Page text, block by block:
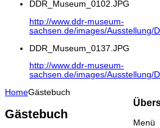
DDR_Museum_0102.JPG
http://www.ddr-museum-
sachsen.de/images/Ausstellung/
DDR_Museum_0137.JPG
http://www.ddr-museum-
sachsen.de/images/Ausstellung/
HomeGästebuch
Gästebuch
Menü